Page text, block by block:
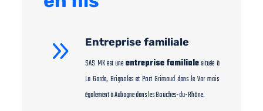
9 Entreprise familiale
SAS MK est uneentreprise familialesituée à
La Garde, Brignoles et Port Grimaud dans le Var mais
également à Aubagne dans les Bouches-du-Rhône.